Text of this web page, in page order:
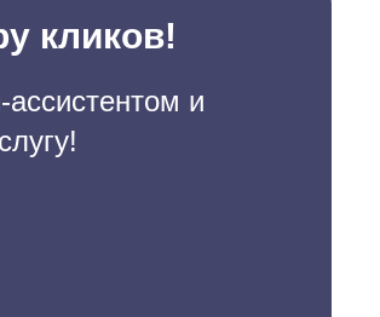
кликов!
и